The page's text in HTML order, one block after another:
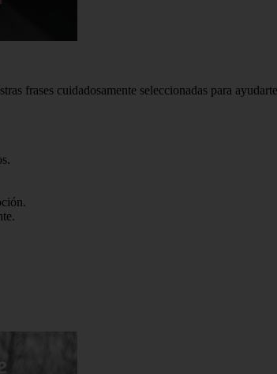
frases cuidadosamente seleccionadas para